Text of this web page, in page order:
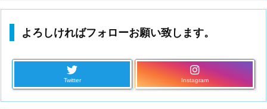
よろしければフォローお願い致します。
Twitter Instagram